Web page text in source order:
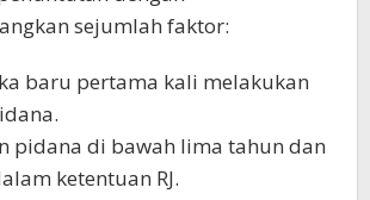
sejumlah faktor:
baru pertama kali melakukan
pidana di bawah lima tahun dan
ketentuan RJ.